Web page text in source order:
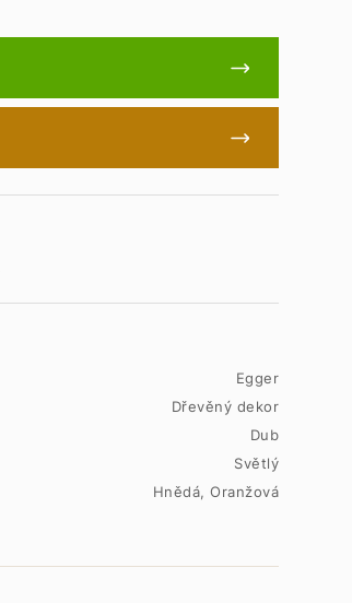
Egger
Dřevěný dekor
Dub
Světlý
Hnědá, Oranžová